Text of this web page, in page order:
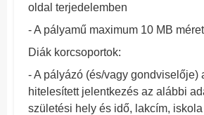
oldal terjedelemben
- A pályamű maximum 10 MB
Diák korcsoportok:
- A pályázó (és/vagy gondviselője)
hitelesített jelentkezés az alábbi
születési hely és idő, lakcím,